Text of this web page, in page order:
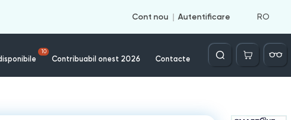
Cont nou Autentificare RO
10
Contribuabil onest 2026 Contacte
Căutare